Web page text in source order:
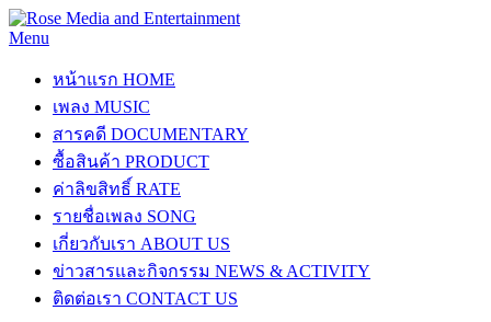
Menu
หน้าแรก HOME
เพลง MUSIC
สารคดี DOCUMENTARY
ซื้อสินค้า PRODUCT
ค่าลิขสิทธิ์ RATE
รายชื่อเพลง SONG
เกี่ยวกับเรา ABOUT US
ข่าวสารและกิจกรรม NEWS & ACTIVITY
ติดต่อเรา CONTACT US